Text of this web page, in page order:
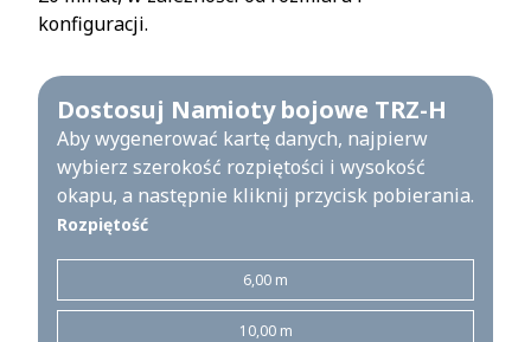
konfiguracji.
Dostosuj Namioty bojowe TRZ-H
Aby wygenerować kartę danych, najpierw
wybierz szerokość rozpiętości i wysokość
okapu, a następnie kliknij przycisk pobierania.
Rozpiętość
6,00 m
10,00 m